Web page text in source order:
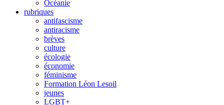
Océanie
rubriques
antifascisme
antiracisme
brèves
culture
écologie
économie
féminisme
Formation Léon Lesoil
jeunes
LGBT+